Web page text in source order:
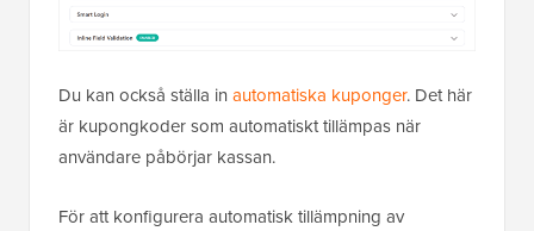
Du kan också ställa in automatiska kuponger. Det här
är kupongkoder som automatiskt tillämpas när
användare påbörjar kassan.
För att konfigurera automatisk tillämpning av